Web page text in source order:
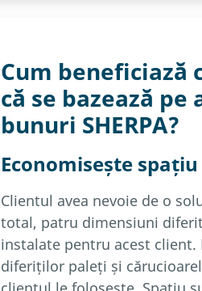
Cum
că se bazează pe
bunuri SHERPA?
Economisește spațiu
Clientul avea nevoie de o
total, patru dimensiuni
instalate pentru acest
diferiților paleți și